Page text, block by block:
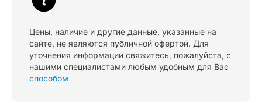
Цены, наличие и другие данные, указанные на
сайте, не являются публичной офертой. Для
уточнения информации свяжитесь, пожалуйста, с
нашими специалистами любым удобным для Вас
способом